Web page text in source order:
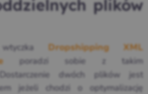
plików
Dropshipping XML
poradzi sobie z takim
Dostarczenie dwóch plików jest
jeżeli chodzi o optymalizację